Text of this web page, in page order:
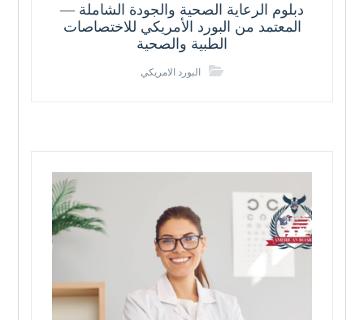
دبلوم الرعاية الصحية والجودة الشاملة —
المعتمد من البورد الأمريكي للاختصاصات
الطبية والصحية
البورد الامريكي